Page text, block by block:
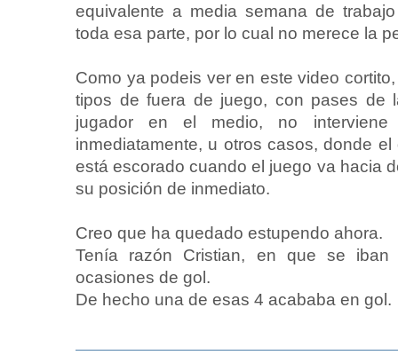
equivalente a media semana de
toda esa parte, por lo cual no merece la
Como ya podeis ver en este video
tipos de fuera de juego, con pases de
jugador en el medio, no
inmediatamente, u otros casos, donde
está escorado cuando el juego va hacia
su posición de inmediato.
Creo que ha quedado estupendo ahora.
Tenía razón Cristian, en que se iban
ocasiones de gol.
De hecho una de esas 4 acababa en gol.